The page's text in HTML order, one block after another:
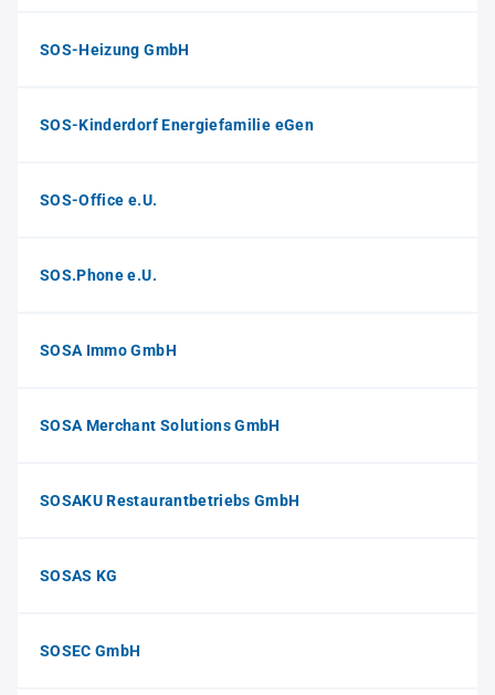
SOS-Heizung GmbH
SOS-Kinderdorf Energiefamilie eGen
SOS-Office e.U.
SOS.Phone e.U.
SOSA Immo GmbH
SOSA Merchant Solutions GmbH
SOSAKU Restaurantbetriebs GmbH
SOSAS KG
SOSEC GmbH